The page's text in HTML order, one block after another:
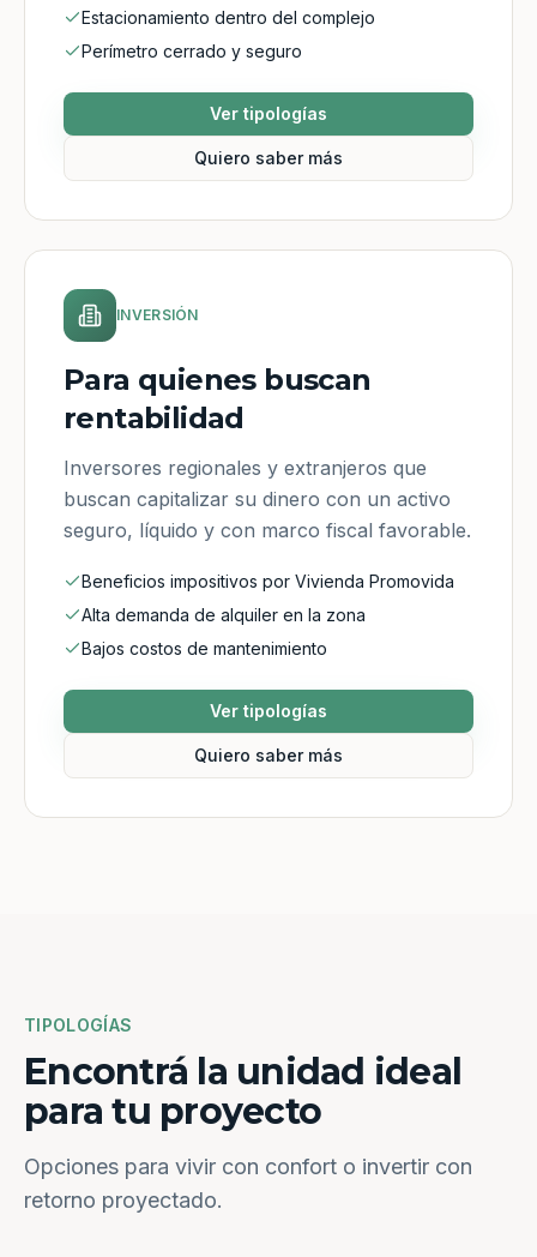
Estacionamiento dentro del complejo
Perímetro cerrado y seguro
Ver tipologías
Quiero saber más
INVERSIÓN
Para quienes buscan
rentabilidad
Inversores regionales y extranjeros que
buscan capitalizar su dinero con un activo
seguro, líquido y con marco fiscal favorable.
Beneficios impositivos por Vivienda Promovida
Alta demanda de alquiler en la zona
Bajos costos de mantenimiento
Ver tipologías
Quiero saber más
TIPOLOGÍAS
Encontrá la unidad ideal
para tu proyecto
Opciones para vivir con confort o invertir con
retorno proyectado.